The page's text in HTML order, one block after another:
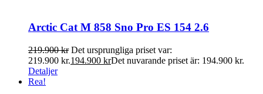
Arctic Cat M 858 Sno Pro ES 154 2.6
219.900kr Det ursprungliga priset var:
219.900 kr.194.900 krDet nuvarande priset är: 194.900 kr.
Detaljer
Rea!